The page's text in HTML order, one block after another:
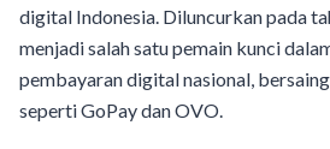
digital Indonesia. Diluncurkan pada
menjadi salah satu pemain kunci
pembayaran digital nasional,
seperti GoPay dan OVO.